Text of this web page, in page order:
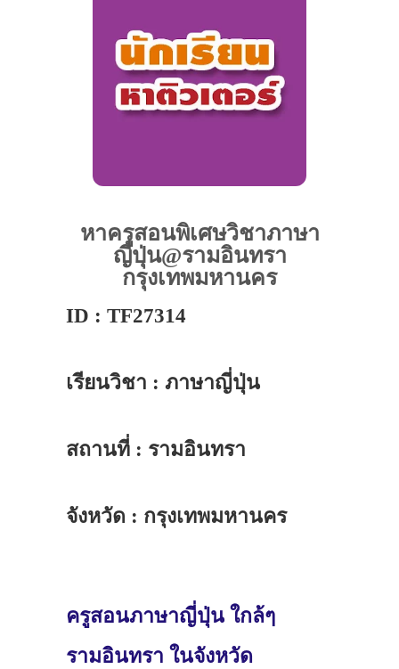
หาครูสอนพิเศษวิชาภาษา
ญี่ปุ่น@รามอินทรา
กรุงเทพมหานคร
ID : TF27314
เรียนวิชา : ภาษาญี่ปุ่น
สถานที่ : รามอินทรา
จังหวัด : กรุงเทพมหานคร
ครูสอนภาษาญี่ปุ่น ใกล้ๆ
รามอินทรา ในจังหวัด